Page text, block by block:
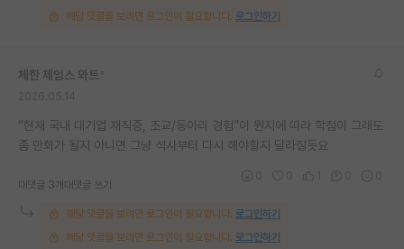
해당 댓글을 보려면 로그인이 필요합니다. 로그인하기
체한 제임스 와트
“현재 국내 대기업 재직중, 조교/동아리 경험”이 뭔지에 따라 학점이 그래도
좀 만회가 될지 아니면 그냥 석사부터 다시 해야할지 달라질듯요
대댓글 3개 대댓글 쓰기
해당 댓글을 보려면 로그인이 필요합니다. 로그인하기
해당 댓글을 보려면 로그인이 필요합니다. 로그인하기